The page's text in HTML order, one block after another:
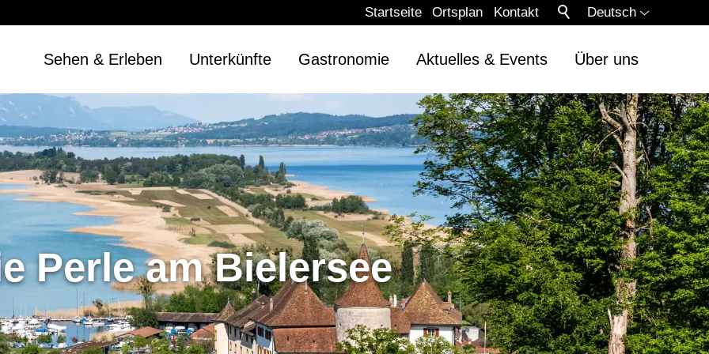
Deutsch
Startseite Ortsplan Kontakt
Sehen & Erleben Unterkünfte Gastronomie Aktuelles & Events Über uns
Perle am Bielersee